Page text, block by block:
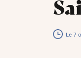
Le 7